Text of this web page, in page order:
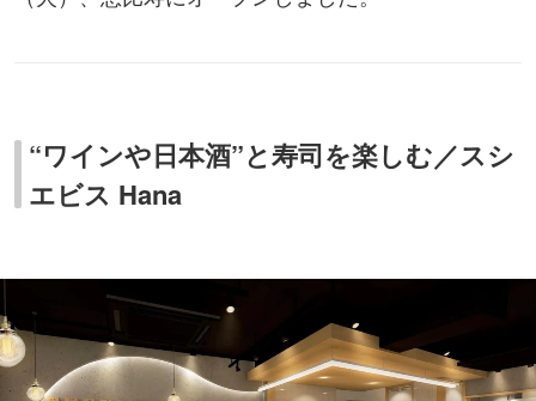
“ワインや日本酒”と寿司を楽しむ／スシ
エビス Hana